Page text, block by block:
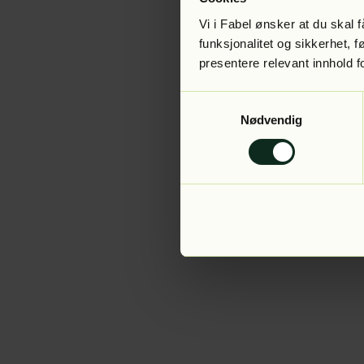
Vi i Fabel ønsker at du skal
funksjonalitet og sikkerhet,
presentere relevant innhold
Nødvendig
Application